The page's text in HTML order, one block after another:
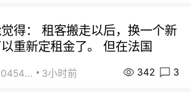
得： 租客搬走以后，换一个新
重新定租金了。 但在法国
街友90454511 3小时前 342 3